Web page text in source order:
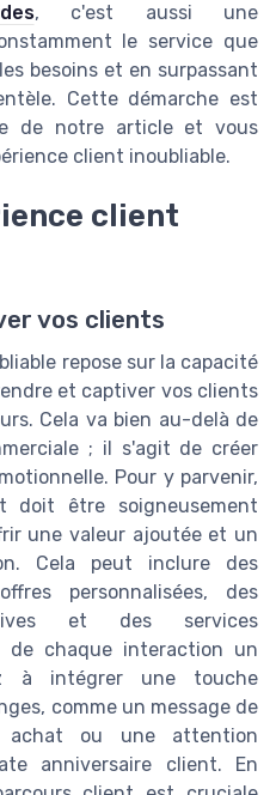
, c'est aussi une
le service que
besoins et en surpassant
Cette démarche est
de notre article et vous
client inoubliable.
client
vos clients
repose sur la capacité
et captiver vos clients
Cela va bien au-delà de
; il s'agit de créer
Pour y parvenir,
doit être soigneusement
une valeur ajoutée et un
Cela peut inclure des
personnalisées, des
et des services
de chaque interaction un
à intégrer une touche
comme un message de
achat ou une attention
anniversaire client. En